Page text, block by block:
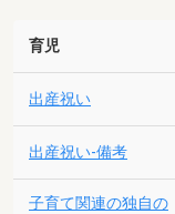
育児
出産祝い
出産祝い-備考
子育て関連の独自の